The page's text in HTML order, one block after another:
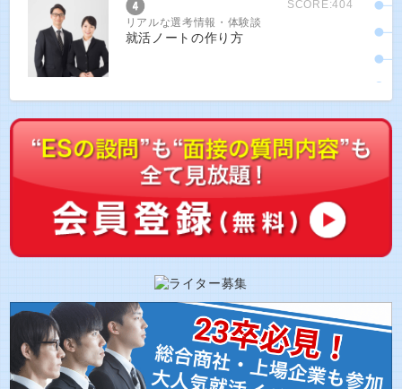
SCORE:404
リアルな選考情報・体験談
就活ノートの作り方